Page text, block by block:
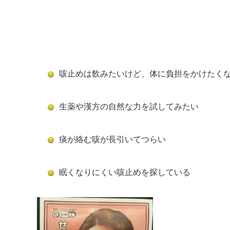
咳止めは飲みたいけど、体に負担をかけたく
生薬や漢方の自然な力を試してみたい
痰が絡む咳が長引いてつらい
眠くなりにくい咳止めを探している